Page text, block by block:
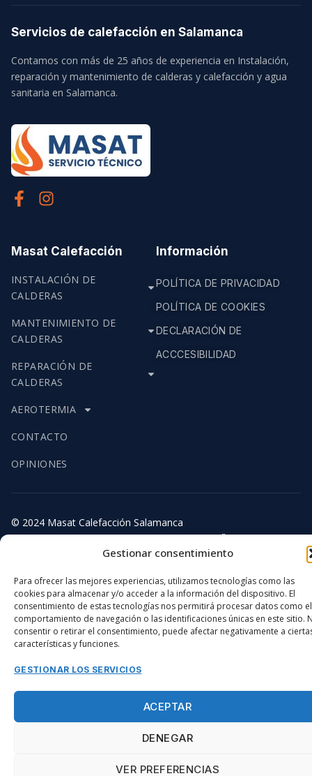
Gestionar consentimiento
Para ofrecer las mejores experiencias, utilizamos tecnologías como las
cookies para almacenar y/o acceder a la información del dispositivo. El
consentimiento de estas tecnologías nos permitirá procesar datos como el
comportamiento de navegación o las identificaciones únicas en este sitio.
consentir o retirar el consentimiento, puede afectar negativamente a
características y funciones.
GESTIONAR LOS SERVICIOS
ACEPTAR
DENEGAR
VER PREFERENCIAS
Servicios de calefacción en Salamanca
Contamos con más de 25 años de experiencia en Instalación,
reparación y mantenimiento de calderas y calefacción y agua
sanitaria en Salamanca.
Masat Calefacción
INSTALACIÓN DE
CALDERAS
MANTENIMIENTO DE
CALDERAS
REPARACIÓN DE
CALDERAS
AEROTERMIA
CONTACTO
OPINIONES
Información
POLÍTICA DE PRIVACIDAD
POLÍTICA DE COOKIES
DECLARACIÓN DE
ACCCESIBILIDAD
© 2024 Masat Calefacción Salamanca